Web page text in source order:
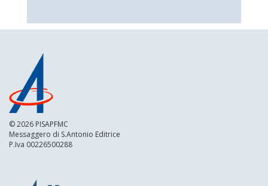
© 2026 PISAPFMC
Messaggero di S.Antonio Editrice
P.Iva 00226500288